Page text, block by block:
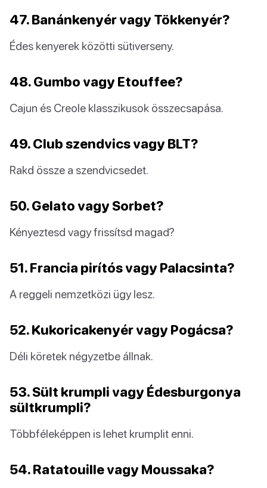
47. Banánkenyér vagy Tökkenyér?
Édes kenyerek közötti sütiverseny.
48. Gumbo vagy Etouffee?
Cajun és Creole klasszikusok összecsapása.
49. Club szendvics vagy BLT?
Rakd össze a szendvicsedet.
50. Gelato vagy Sorbet?
Kényeztesd vagy frissítsd magad?
51. Francia pirítós vagy Palacsinta?
A reggeli nemzetközi ügy lesz.
52. Kukoricakenyér vagy Pogácsa?
Déli köretek négyzetbe állnak.
53. Sült krumpli vagy Édesburgonya
sültkrumpli?
Többféleképpen is lehet krumplit enni.
54. Ratatouille vagy Moussaka?